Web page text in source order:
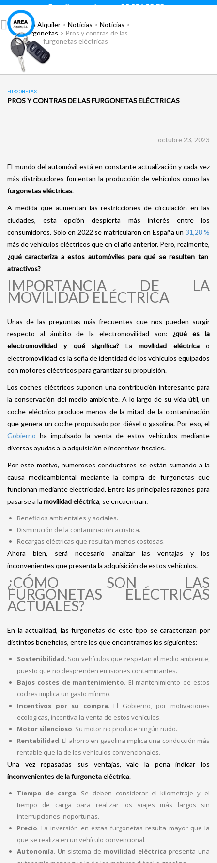
Para llamar pulsar: 93 296 88 78
Área Alquiler> Noticias > Noticias >
Furgonetas > Pros y contras de las
furgonetas eléctricas
FURGONETAS
PROS Y CONTRAS DE LAS FURGONETAS ELÉCTRICAS
octubre 23, 2023
El mundo del automóvil está en constante actualización y cada vez
más distribuidores fomentan la producción de vehículos como las
furgonetas eléctricas.
A medida que aumentan las restricciones de circulación en las
ciudades, esta opción despierta más interés entre los
consumidores. Solo en 2022 se matricularon en España un 31,28 %
más de vehículos eléctricos que en el año anterior. Pero, realmente,
¿qué caracteriza a estos automóviles para qué se resulten tan
atractivos?
IMPORTANCIA DE LA
MOVILIDAD ELÉCTRICA
Unas de las preguntas más frecuentes que nos pueden surgir
respecto al ámbito de la electromovilidad son: ¿qué es la
electromovilidad y qué significa?Lamovilidad eléctricao
electromovilidad es la seña de identidad de los vehículos equipados
con motores eléctricos para garantizar su propulsión.
Los coches eléctricos suponen una contribución interesante para
la conservación del medio ambiente. A lo largo de su vida útil, un
coche eléctrico produce menos de la mitad de la contaminación
que genera un coche propulsado por diésel o gasolina. Por eso, el
Gobierno ha impulsado la venta de estos vehículos mediante
diversas ayudas a la adquisición e incentivos fiscales.
Por este motivo, numerosos conductores se están sumando a la
causa medioambiental mediante la compra de furgonetas que
funcionan mediante electricidad. Entre las principales razones para
pasarse a la movilidad eléctrica, se encuentran:
Beneficios ambientales y sociales.
Disminución de la contaminación acústica.
Recargas eléctricas que resultan menos costosas.
Ahora bien, será necesario analizar las ventajas y los
inconvenientes que presenta la adquisición de estos vehículos.
¿CÓMO SON LAS
FURGONETAS ELÉCTRICAS
ACTUALES?
En la actualidad, las furgonetas de este tipo se caracterizan por
distintos beneficios, entre los que encontramos los siguientes:
Sostenibilidad. Son vehículos que respetan el medio ambiente,
puesto que no desprenden emisiones contaminantes.
Bajos costes de mantenimiento. El mantenimiento de estos
coches implica un gasto mínimo.
Incentivos por su compra. El Gobierno, por motivaciones
ecológicas, incentiva la venta de estos vehículos.
Motor silencioso. Su motor no produce ningún ruido.
Rentabilidad. El ahorro en gasolina implica una conducción más
rentable que la de los vehículos convencionales.
Una vez repasadas sus ventajas, vale la pena indicar los
inconvenientes de la furgoneta eléctrica.
Tiempo de carga. Se deben considerar el kilometraje y el
tiempo de carga para realizar los viajes más largos sin
interrupciones inoportunas.
Precio. La inversión en estas furgonetas resulta mayor que la
que se realiza en un vehículo convencional.
Autonomía. Un sistema de movilidad eléctrica presenta una